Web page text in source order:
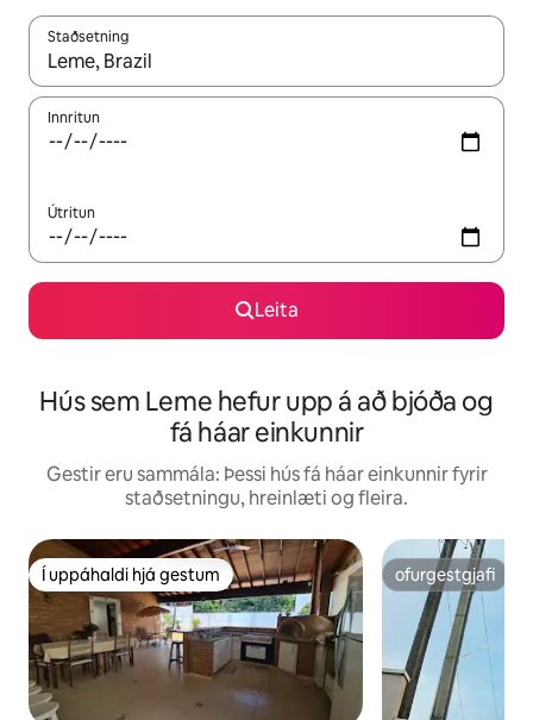
Staðsetning
Þegar niðurstöður liggja fyrir skaltu nota upp og niður
Innritun
Útritun
Leita
Hús sem Leme hefur upp á að bjóða og
fá háar einkunnir
Gestir eru sammála: Þessi hús fá háar einkunnir fyrir
staðsetningu, hreinlæti og fleira.
Í uppáhaldi hjá gestum
Í uppáhaldi hjá gestum ofurgestgjafi
ofurgestgjafi